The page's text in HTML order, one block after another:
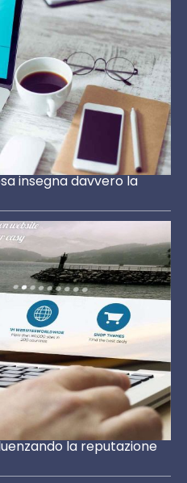
insegna davvero la
la reputazione